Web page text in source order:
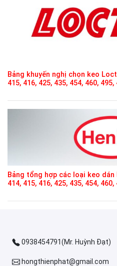
Bảng khuyến nghị chọn keo
415, 416, 425, 435, 454, 460,
Bảng tổng hợp các loại keo dán
414, 415, 416, 425, 435, 454, 460,
0938454791(Mr. Huỳnh Đạt)
hongthienphat@gmail.com